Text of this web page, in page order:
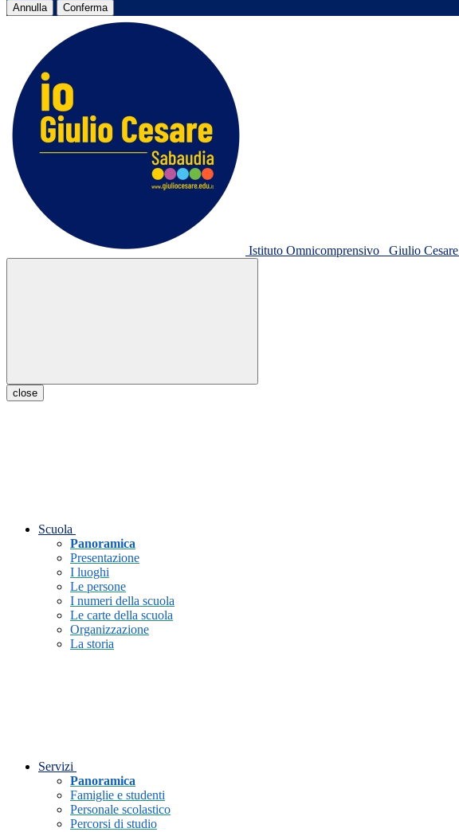
Annulla Conferma
Istituto Omnicomprensivo Giulio Cesare
close
Scuola
Panoramica
Presentazione
I luoghi
Le persone
I numeri della scuola
Le carte della scuola
Organizzazione
La storia
Servizi
Panoramica
Famiglie e studenti
Personale scolastico
Percorsi di studio